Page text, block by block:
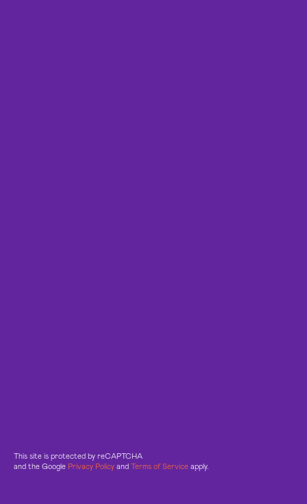
This site is protected by reCAPTCHA
and the Google Privacy Policy and Terms of Service apply.